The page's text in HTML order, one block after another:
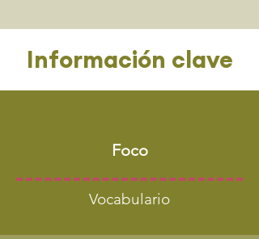
Información clave
Foco
Vocabulario